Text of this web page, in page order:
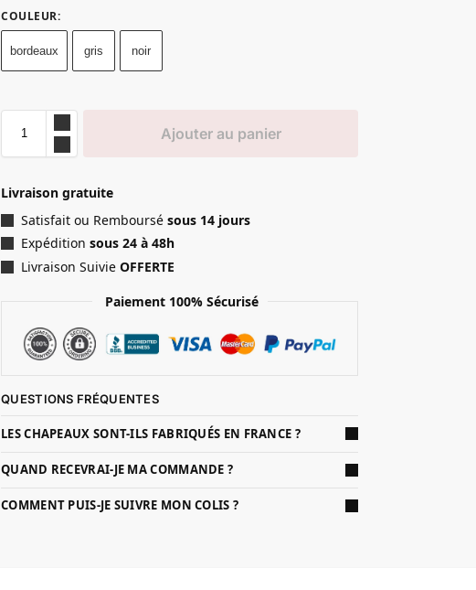
COULEUR:
bordeaux gris noir
Ajouter au panier
Livraison gratuite
Satisfait ou Remboursésous 14 jours
Expédition sous 24 à 48h
Livraison SuivieOFFERTE
Paiement 100% Sécurisé
QUESTIONS FRÉQUENTES
LES CHAPEAUX SONT-ILS FABRIQUÉS EN FRANCE ?
QUAND RECEVRAI-JE MA COMMANDE ?
COMMENT PUIS-JE SUIVRE MON COLIS ?